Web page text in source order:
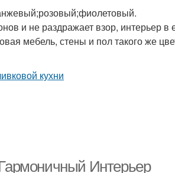
и не раздражает взор, интерьер в
мебель, стены и пол такого же
Интерьер